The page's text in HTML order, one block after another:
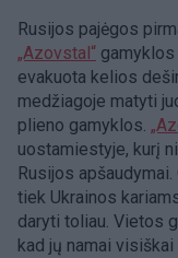
Rusijos pajėgos
„Azovstal“
evakuota kelios
medžiagoje matyti
plieno gamyklos.
uostamiestyje, kurį
Rusijos
tiek Ukrainos
daryti toliau. Vietos
kad jų namai